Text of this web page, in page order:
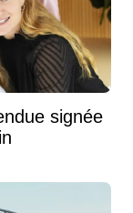
signée